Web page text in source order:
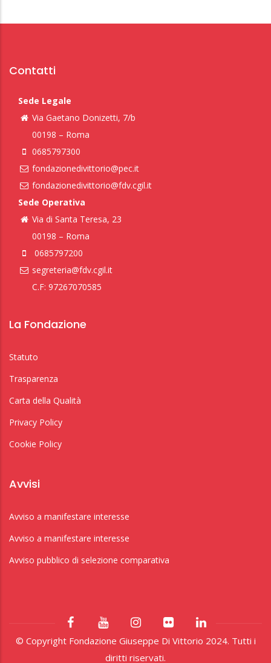
Contatti
Sede Legale
Via Gaetano Donizetti, 7/b
00198 – Roma
0685797300
fondazionedivittorio@pec.it
fondazionedivittorio@fdv.cgil.it
Sede Operativa
Via di Santa Teresa, 23
00198 – Roma
0685797200
segreteria@fdv.cgil.it
C.F: 97267070585
La Fondazione
Statuto
Trasparenza
Carta della Qualità
Privacy Policy
Cookie Policy
Avvisi
Avviso a manifestare interesse
Avviso a manifestare interesse
Avviso pubblico di selezione comparativa
© Copyright Fondazione Giuseppe Di Vittorio 2024. Tutti i
diritti riservati.